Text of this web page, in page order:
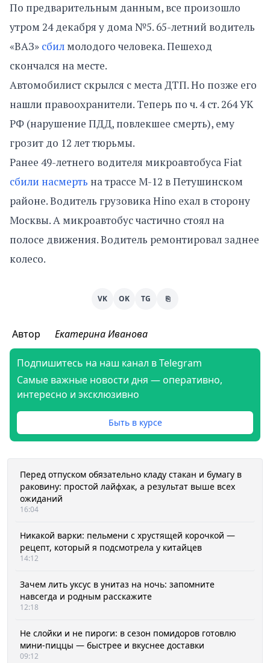
По предварительным данным, все произошло
утром 24 декабря у дома №5. 65-летний водитель
«ВАЗ» сбил молодого человека. Пешеход
скончался на месте.
Автомобилист скрылся с места ДТП. Но позже его
нашли правоохранители. Теперь по ч. 4 ст. 264 УК
РФ (нарушение ПДД, повлекшее смерть), ему
грозит до 12 лет тюрьмы.
Ранее 49-летнего водителя микроавтобуса Fiat
сбили насмерть на трассе М-12 в Петушинском
районе. Водитель грузовика Hino ехал в сторону
Москвы. А микроавтобус частично стоял на
полосе движения. Водитель ремонтировал заднее
колесо.
VK OK TG ⎘
Автор Екатерина Иванова
Подпишитесь на наш канал в Telegram
Самые важные новости дня — оперативно,
интересно и эксклюзивно
Быть в курсе
Перед отпуском обязательно кладу стакан и бумагу в
раковину: простой лайфхак, а результат выше всех
ожиданий
16:04
Никакой варки: пельмени с хрустящей корочкой —
рецепт, который я подсмотрела у китайцев
14:12
Зачем лить уксус в унитаз на ночь: запомните
навсегда и родным расскажите
12:18
Не слойки и не пироги: в сезон помидоров готовлю
мини-пиццы — быстрее и вкуснее доставки
09:12